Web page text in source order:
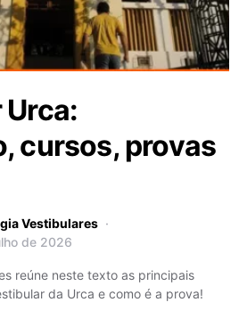
cursos, provas
Vestibulares
de 2026
reúne neste texto as principais
da Urca e como é a prova!